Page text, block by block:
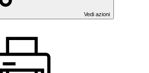
Vedi azioni